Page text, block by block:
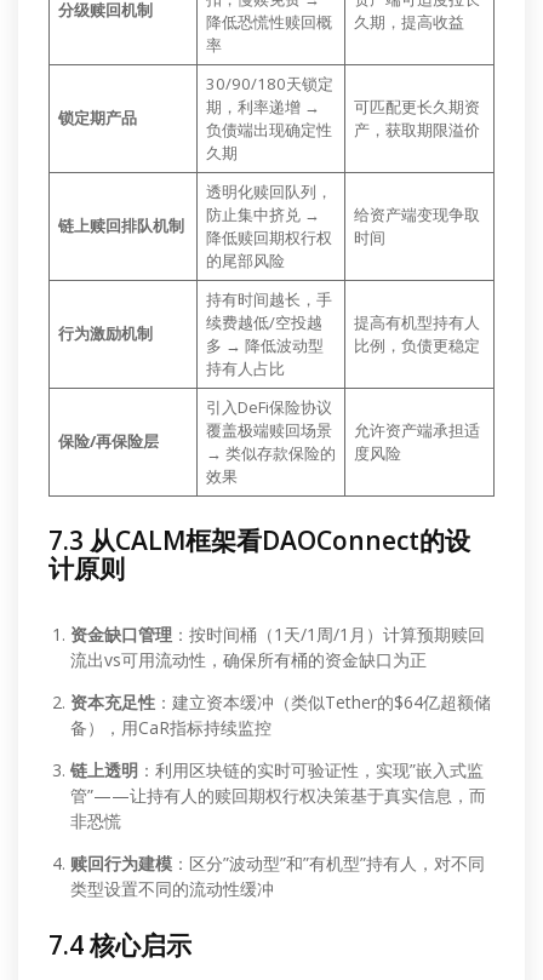
分级赎回机制
降低恐慌性赎回概
率
久期，提高收益
锁定期产品
30/90/180天锁定
期，利率递增 →
负债端出现确定性
久期
可匹配更长久期资
产，获取期限溢价
链上赎回排队机制
透明化赎回队列，
防止集中挤兑 →
降低赎回期权行权
的尾部风险
给资产端变现争取
时间
行为激励机制
持有时间越长，手
续费越低/空投越
多 → 降低波动型
持有人占比
提高有机型持有人
比例，负债更稳定
保险/再保险层
引入DeFi保险协议
覆盖极端赎回场景
→ 类似存款保险的
效果
允许资产端承担适
度风险
7.3 从CALM框架看DAOConnect的设
计原则
资金缺口管理 ：按时间桶（1天/1周/1月）计算预期赎回
流出vs可用流动性，确保所有桶的资金缺口为正
资本充足性 ：建立资本缓冲（类似Tether的$64亿超额储
备），用CaR指标持续监控
链上透明 ：利用区块链的实时可验证性，实现”嵌入式监
管”——让持有人的赎回期权行权决策基于真实信息，而
非恐慌
赎回行为建模 ：区分”波动型”和”有机型”持有人，对不同
类型设置不同的流动性缓冲
7.4 核心启示